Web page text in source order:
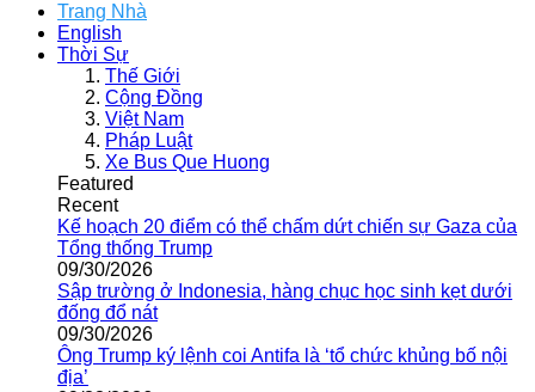
Trang Nhà
English
Thời Sự
Thế Giới
Cộng Đồng
Việt Nam
Pháp Luật
Xe Bus Que Huong
Featured
Recent
Kế hoạch 20 điểm có thể chấm dứt chiến sự Gaza của
Tổng thống Trump
09/30/2026
Sập trường ở Indonesia, hàng chục học sinh kẹt dưới
đống đổ nát
09/30/2026
Ông Trump ký lệnh coi Antifa là ‘tổ chức khủng bố nội
địa’